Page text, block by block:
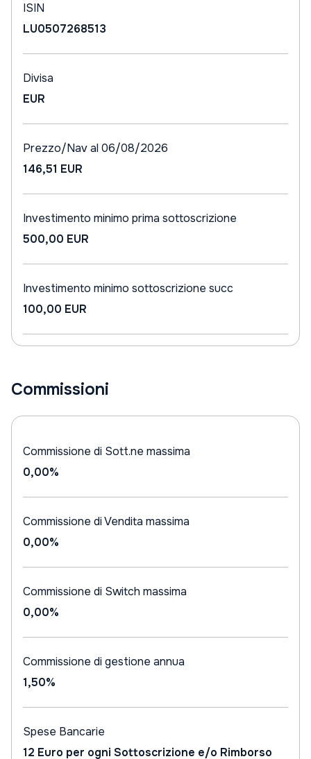
ISIN
LU0507268513
Divisa
EUR
Prezzo/Nav al 06/08/2026
146,51 EUR
Investimento minimo prima sottoscrizione
500,00 EUR
Investimento minimo sottoscrizione succ
100,00 EUR
Commissioni
Commissione di Sott.ne massima
0,00%
Commissione di Vendita massima
0,00%
Commissione di Switch massima
0,00%
Commissione di gestione annua
1,50%
Spese Bancarie
12 Euro per ogni Sottoscrizione e/o Rimborso